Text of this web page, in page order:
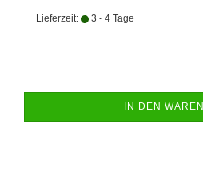
Lieferzeit: 3 - 4 Tage
IN DEN